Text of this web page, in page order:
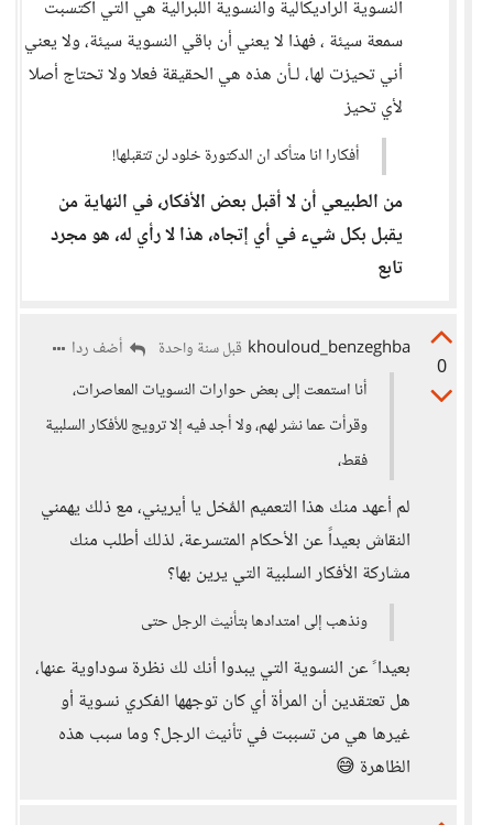
النسوية الراديكالية والنسوية اللبرالية هي التي اكتسبت
سمعة سيئة ، فهذا لا يعني أن باقي النسوية سيئة، ولا يعني
أني تحيزت لها، لـأن هذه هي الحقيقة فعلا ولا تحتاج أصلا
لأي تحيز
أفكارا انا متأكد ان الدكتورة خلود لن تتقبلها!
من الطبيعي أن لا أقبل بعض الأفكار، في النهاية من
يقبل بكل شيء في أي إتجاه، هذا لا رأي له، هو مجرد
تابع
0
khouloud_benzeghba قبل سنة واحدة
أضف ردا
أنا استمعت إلى بعض حوارات النسويات المعاصرات،
وقرأت عما نشر لهم، ولا أجد فيه إلا ترويج للأفكار السلبية
فقط،
لم أعهد منك هذا التعميم المٌخل يا أيريني، مع ذلك يهمني
النقاش بعيداً عن الأحكام المتسرعة، لذلك أطلب منك
مشاركة الأفكار السلبية التي يرين بها؟
ونذهب إلى امتدادها بتأنيث الرجل حتى
بعيدا ً عن النسوية التي يبدوا أنك لك نظرة سوداوية عنها،
هل تعتقدين أن المرأة أي كان توجهها الفكري نسوية أو
غيرها هي من تسببت في تأنيث الرجل؟ وما سبب هذه
الظاهرة 😅